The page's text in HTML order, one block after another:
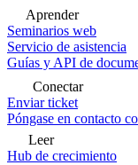
Aprender
Seminarios web
Servicio de asistencia
Guías y API de
Conectar
Enviar ticket
Póngase en contacto
Leer
Hub de crecimiento